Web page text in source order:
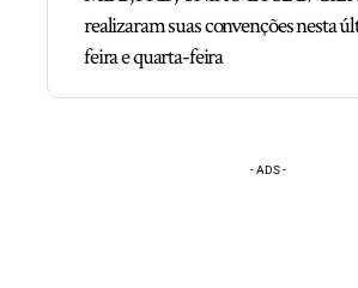
realizaram suas convenções nesta
feira e quarta-feira
- ADS -